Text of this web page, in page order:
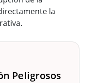
la
Peligrosos